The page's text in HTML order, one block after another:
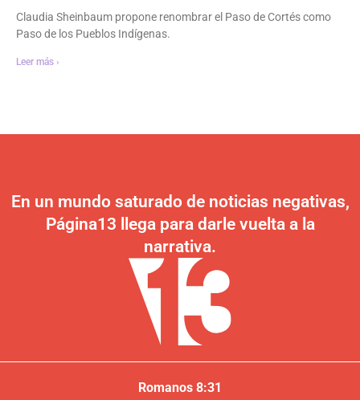
Claudia Sheinbaum propone renombrar el Paso de Cortés como
Paso de los Pueblos Indígenas.
Leer más ›
En un mundo saturado de noticias negativas,
Página13 llega para darle vuelta a la
narrativa.
Romanos 8:31